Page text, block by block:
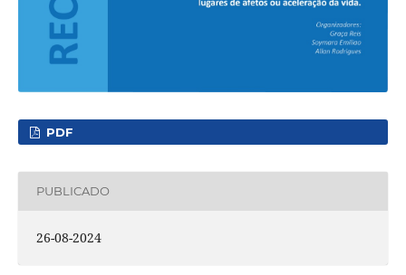
PDF
PUBLICADO
26-08-2024